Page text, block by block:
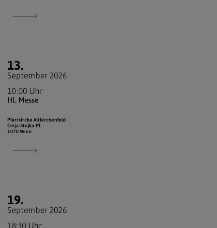
13.
September 2026
10:00 Uhr
Hl. Messe
Pfarrkirche Altlerchenfeld
Ceija-Stojka-Pl.
1070 Wien
19.
September 2026
18:30 Uhr